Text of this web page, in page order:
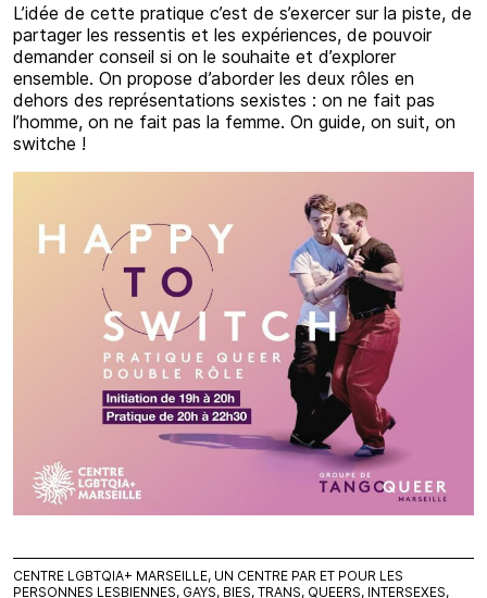
L’idée de cette pratique c’est de s’exercer sur la piste, de
partager les ressentis et les expériences, de pouvoir
demander conseil si on le souhaite et d’explorer
ensemble. On propose d’aborder les deux rôles en
dehors des représentations sexistes : on ne fait pas
l’homme, on ne fait pas la femme. On guide, on suit, on
switche !
CENTRE LGBTQIA+ MARSEILLE, UN CENTRE PAR ET POUR LES
PERSONNES LESBIENNES, GAYS, BIES, TRANS, QUEERS, INTERSEXES,